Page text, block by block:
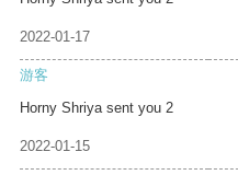
2022-01-17
游客
Horny Shriya sent you 2
2022-01-15